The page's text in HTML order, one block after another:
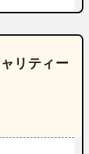
リティー